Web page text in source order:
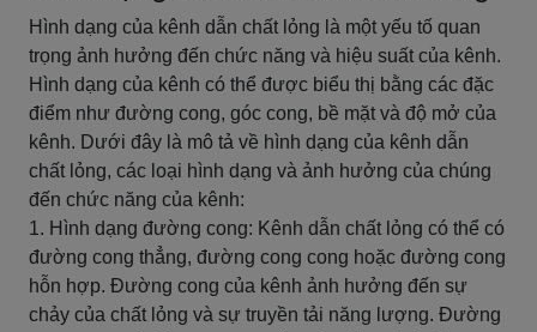
Hình dạng của kênh dẫn chất lỏng là một yếu tố quan
trọng ảnh hưởng đến chức năng và hiệu suất của kênh.
Hình dạng của kênh có thể được biểu thị bằng các đặc
điểm như đường cong, góc cong, bề mặt và độ mở của
kênh. Dưới đây là mô tả về hình dạng của kênh dẫn
chất lỏng, các loại hình dạng và ảnh hưởng của chúng
đến chức năng của kênh:
1. Hình dạng đường cong: Kênh dẫn chất lỏng có thể có
đường cong thẳng, đường cong cong hoặc đường cong
hỗn hợp. Đường cong của kênh ảnh hưởng đến sự
chảy của chất lỏng và sự truyền tải năng lượng. Đường